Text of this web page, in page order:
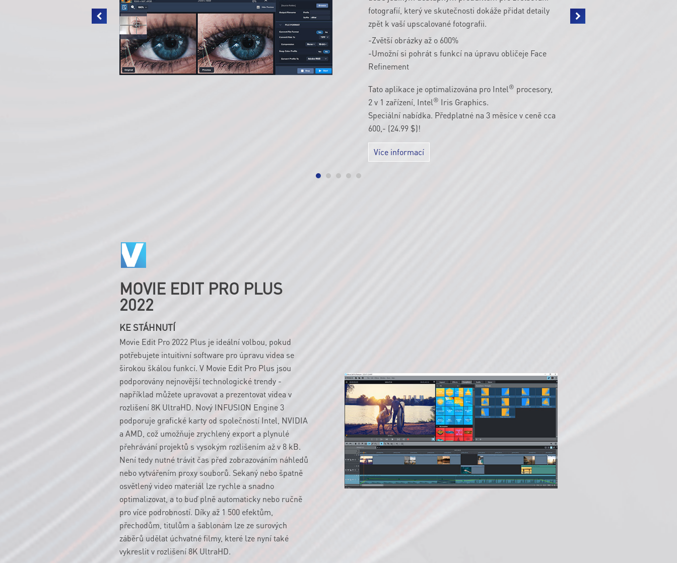
fotografií, který ve skutečnosti dokáže přidat detaily
zpět k vaší upscalované fotografii.
-Zvětší obrázky až o 600%
-Umožní si pohrát s funkcí na úpravu obličeje Face
Refinement
Tato aplikace je optimalizována pro Intel ® procesory,
2 v 1 zařízení, Intel ® Iris Graphics.
Speciální nabídka. Předplatné na 3 měsíce v ceně cca
600,- (24.99 $)!
Více informací
MOVIE EDIT PRO PLUS
2022
KE STÁHNUTÍ
Movie Edit Pro 2022 Plus je ideální volbou, pokud
potřebujete intuitivní software pro úpravu videa se
širokou škálou funkcí. V Movie Edit Pro Plus jsou
podporovány nejnovější technologické trendy -
například můžete upravovat a prezentovat videa v
rozlišení 8K UltraHD. Nový INFUSION Engine 3
podporuje grafické karty od společností Intel, NVIDIA
a AMD, což umožňuje zrychlený export a plynulé
přehrávání projektů s vysokým rozlišením až v 8 kB.
Není tedy nutné trávit čas před zobrazováním náhledů
nebo vytvářením proxy souborů. Sekaný nebo špatně
osvětlený video materiál lze rychle a snadno
optimalizovat, a to buď plně automaticky nebo ručně
pro více podrobností. Díky až 1 500 efektům,
přechodům, titulům a šablonám lze ze surových
záběrů udělat úchvatné filmy, které lze nyní také
vykreslit v rozlišení 8K UltraHD.